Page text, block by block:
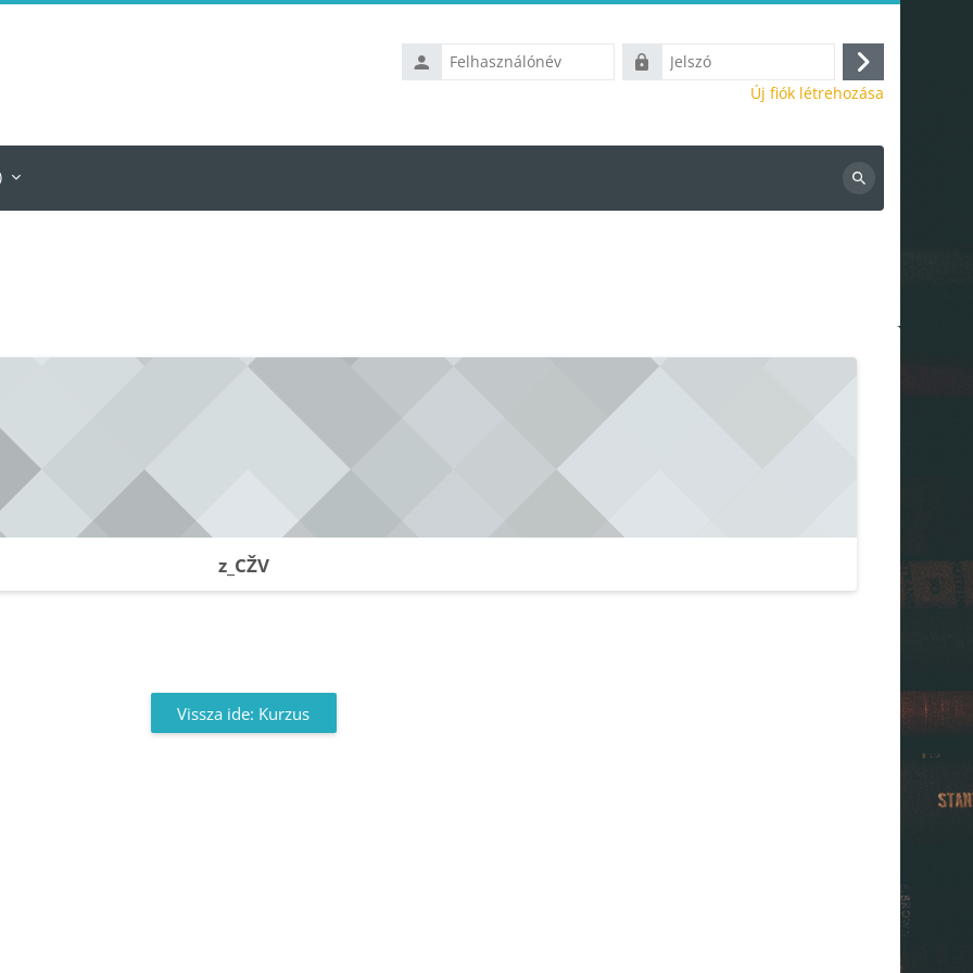
Felhasználónév
Jelszó
Belépés
Új fiók létrehozása
Kurzusok
keresése
z_CŽV
Vissza ide: Kurzus